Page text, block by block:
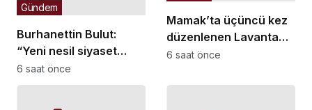
Burhanettin Bulut:
“Yeni nesil siyaset
vatandaşın her zaman
söz sahibi olduğu güçlü
Gündem
6 saat önce
Mamak’ta üçüncü kez
düzenlenen Lavanta
Şenliği renkli
6 saat önce